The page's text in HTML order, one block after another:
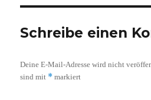
Schreibe einen
Deine E-Mail-Adresse wird nicht
sind mit * markiert